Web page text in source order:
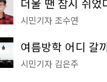
시민기자 조수연
시민기자 김은주